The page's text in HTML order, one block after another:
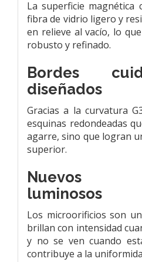
La superficie magnética
fibra de vidrio ligero y
en relieve al vacío, lo
robusto y refinado.
Bordes
diseñados
Gracias a la curvatura
esquinas redondeadas
agarre, sino que logran
superior.
Nuevos
luminosos
Los microorificios son
brillan con intensidad
y no se ven cuando
contribuye a la